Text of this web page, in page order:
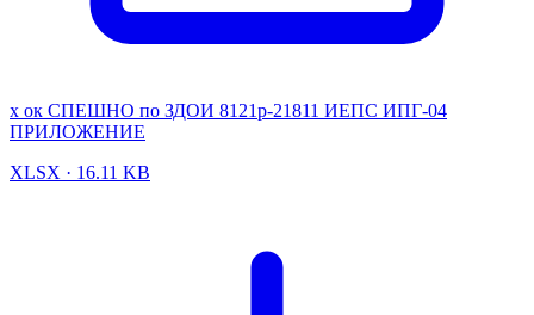
х ок СПЕШНО по ЗДОИ 8121р-21811 ИЕПС ИПГ-04
ПРИЛОЖЕНИЕ
XLSX · 16.11 KB